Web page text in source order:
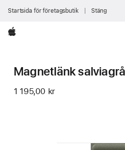
Startsida för företagsbutik Stäng
Apple
Magnetlänk
1 195,00 kr